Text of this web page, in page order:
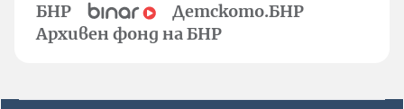
БНР
Детското.БНР
Архивен фонд на БНР